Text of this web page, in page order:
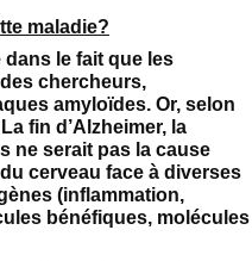
maladie?
le fait que les
chercheurs,
amyloïdes. Or, selon
fin d’Alzheimer, la
ne serait pas la cause
cerveau face à diverses
(inflammation,
bénéfiques, molécules